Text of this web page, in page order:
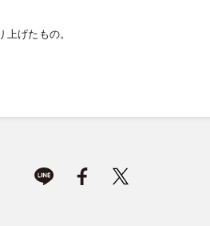
げたもの。